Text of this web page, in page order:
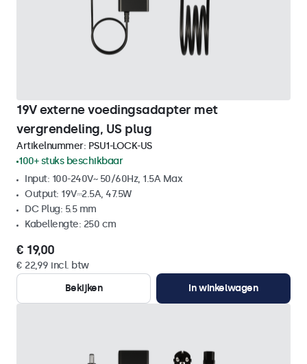
19V externe voedingsadapter met
vergrendeling, US plug
Artikelnummer: PSU1-LOCK-US
100+ stuks beschikbaar
Input: 100-240V~ 50/60Hz, 1.5A Max
Output: 19V⎓2.5A, 47.5W
DC Plug: 5.5 mm
Kabellengte: 250 cm
€ 19,00
€ 22,99 incl. btw
Bekijken
In winkelwagen